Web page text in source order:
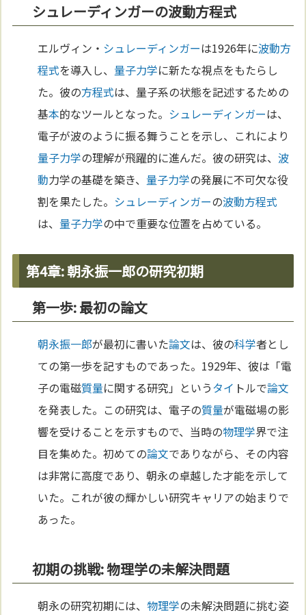
シュレーディンガーの波動方程式
エルヴィン・ シュレーディンガーは1926年に波動方
程式を導入し、 量子力学に新たな視点をもたらし
た。彼の方程式は、量子系の状態を記述するための
基本的なツールとなった。 シュレーディンガーは、
電子が波のように振る舞うことを示し、これにより
量子力学の理解が飛躍的に進んだ。彼の研究は、波
動力学の基礎を築き、 量子力学の発展に不可欠な役
割を果たした。 シュレーディンガーの波動方程式
は、 量子力学の中で重要な位置を占めている。
第4章: 朝永振一郎の研究初期
第一歩: 最初の論文
朝永振一郎が最初に書いた論文は、彼の科学者とし
ての第一歩を記すものであった。1929年、彼は「電
子の電磁質量に関する研究」というタイ トルで論文
を発表した。この研究は、電子の質量が電磁場の影
響を受けることを示すもので、当時の物理学界で注
目を集めた。初めての論文でありながら、その内容
は非常に高度であり、朝永の卓越した才能を示して
いた。これが彼の輝かしい研究キャリアの始まりで
あった。
初期の挑戦: 物理学の未解決問題
朝永の研究初期には、 物理学の未解決問題に挑む姿